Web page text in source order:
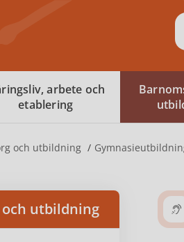
arbete och
etablering
och utbildning
utbildning